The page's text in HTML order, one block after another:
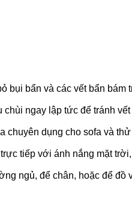
bụi bẩn và các vết bẩn bám
chùi ngay lập tức để tránh
chuyên dụng cho sofa và
tiếp với ánh nắng mặt
ngủ, để chân, hoặc để đồ